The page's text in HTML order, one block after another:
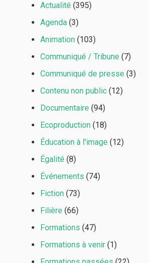
Actualité (395)
Agenda (3)
Animation (103)
Communiqué / Tribune (7)
Communiqué de presse (3)
Contenu non public (12)
Documentaire (94)
Ecoproduction (18)
Éducation à l'image (12)
Égalité (8)
Événements (74)
Fiction (73)
Filière (66)
Formations (47)
Formations à venir (1)